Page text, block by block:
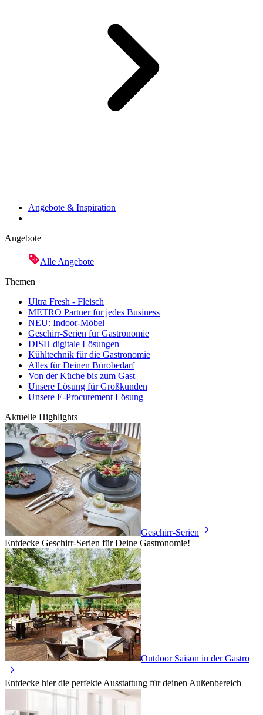
Angebote & Inspiration
Angebote
Alle Angebote
Themen
Ultra Fresh - Fleisch
METRO Partner für jedes Business
NEU: Indoor-Möbel
Geschirr-Serien für Gastronomie
DISH digitale Lösungen
Kühltechnik für die Gastronomie
Alles für Deinen Bürobedarf
Von der Küche bis zum Gast
Unsere Lösung für Großkunden
Unsere E-Procurement Lösung
Aktuelle Highlights
Geschirr-Serien
Entdecke Geschirr-Serien für Deine Gastronomie!
Outdoor Saison in der Gastro
Entdecke hier die perfekte Ausstattung für deinen Außenbereich